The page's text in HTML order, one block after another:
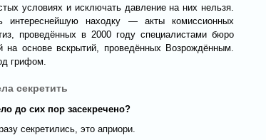
условиях и исключать давление на них нельзя.
интереснейшую находку — акты комиссионных
проведённых в 2000 году специалистами бюро
на основе вскрытий, проведённых Возрождённым.
грифом.
секретить
до сих пор засекречено?
секретились, это априори.